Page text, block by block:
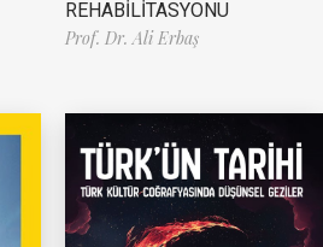
REHABİLİTASYONU
Prof. Dr. Ali Erbaş